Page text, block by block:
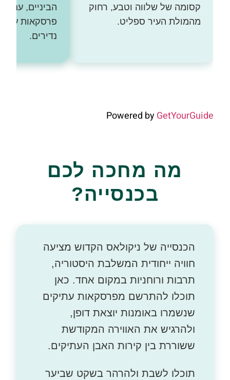
קסומה של שלווה וטבע, רחוק
מהמולת העיר ספליט.
הביניים, עם
פרסקאות
נדירים.
Powered byGetYourGuide
מה מחכה לכם
בכנסייה?
הכנסייה של ניקולאס הקדוש מציעה
חוויה ייחודית המשלבת היסטוריה,
תרבות ורוחניות במקום אחד. כאן
תוכלו להתרשם מפרסקאות עתיקים
שנשמרו באומנות יוצאת דופן,
ולהרגיש את האווירה המקודשת
ששוררת בין קירות האבן העתיקים.
תוכלו לשבת ולהרהר בשקט שביער